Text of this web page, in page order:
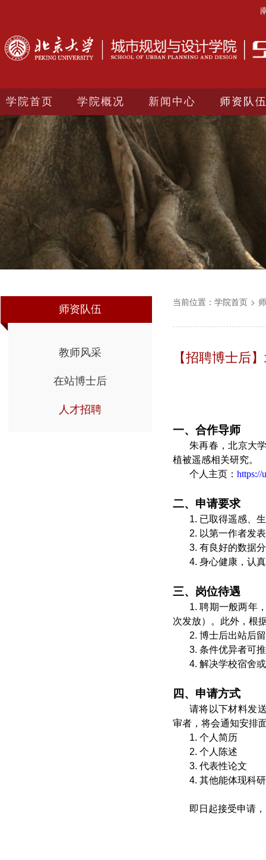
学院首页 学院概况 新闻中心 师资队
师资队伍
教师风采
在站博士后
人才招聘
当前位置： 学院首页 >
【招聘博士后
一、合作导师
朱再春，北京大
植被遥感相关研究。
个人主页： https://
二、 申请要求
1. 已取得遥感、
2. 以第一作者发
3. 有良好的数据
4. 身心健康，认
三、 岗位待遇
1. 聘期一般两年
次发放）。此外，根
2. 博士后出站后
3. 条件优异者可
4. 解决学校宿舍
四、申请方式
请将以下材料发
审者，将会通知安排
1. 个人简历
2. 个人陈述
3. 代表性论文
4. 其他能体现科
即日起接受申请